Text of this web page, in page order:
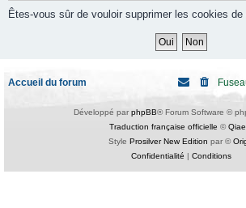
Êtes-vous sûr de vouloir supprimer les cookies
Accueil du forum
Développé par phpBB® Forum Software ©
Traduction française officielle ©
Style Prosilver New Edition par ©
Confidentialité | Conditions